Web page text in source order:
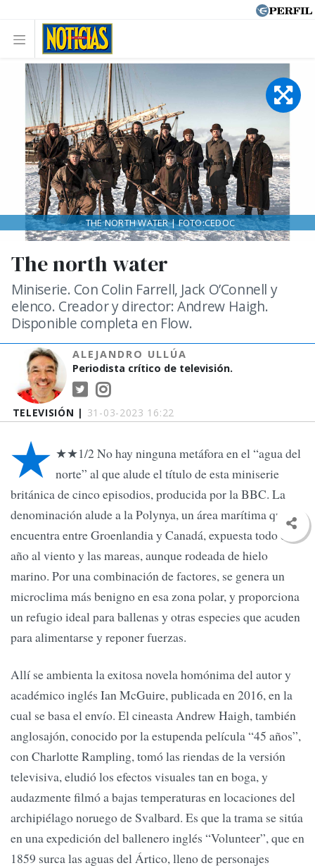
TELEVISIÓN | 31-03-2023 16:22
The north water
Miniserie. Con Colin Farrell, Jack O’Connell y
elenco. Creador y director: Andrew Haigh.
Disponible completa en Flow.
ALEJANDRO ULLÚA
Periodista crítico de televisión.
THE NORTH WATER | FOTO:CEDOC
★ ★★1/2 No hay ninguna metáfora en el “agua del
norte” al que alude el título de esta miniserie
británica de cinco episodios, producida por la BBC. La
denominación alude a la Polynya, un área marítima que se
encuentra entre Groenlandia y Canadá, expuesta todo el
año al viento y las mareas, aunque rodeada de hielo
marino. Por una combinación de factores, se genera un
microclima más benigno en esa zona polar, y proporciona
un refugio ideal para ballenas y otras especies que acuden
para alimentarse y reponer fuerzas.
Allí se ambienta la exitosa novela homónima del autor y
académico inglés Ian McGuire, publicada en 2016, en la
cual se basa el envío. El cineasta Andrew Haigh, también
anglosajón, conocido por la estupenda película “45 años”,
con Charlotte Rampling, tomó las riendas de la versión
televisiva, eludió los efectos visuales tan en boga, y
audazmente filmó a bajas temperaturas en locaciones del
archipiélago noruego de Svalbard. Es que la trama se sitúa
en una expedición del ballenero inglés “Volunteer”, que en
1859 surca las aguas del Ártico, lleno de personajes